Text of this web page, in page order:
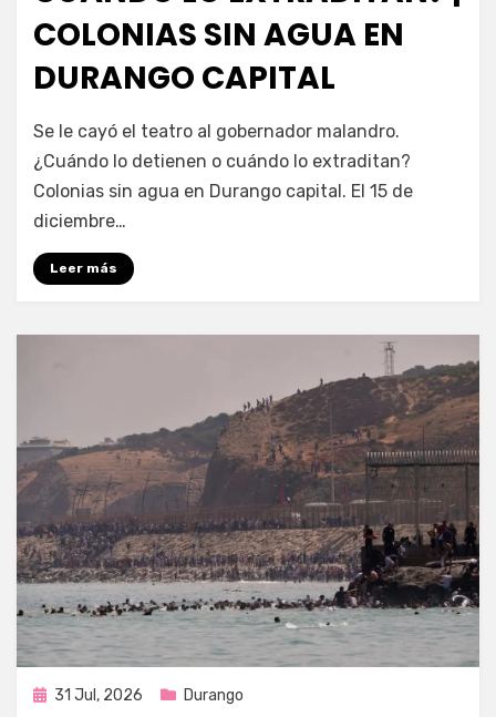
COLONIAS SIN AGUA EN
DURANGO CAPITAL
por Fernando Miranda Servín
Se le cayó el teatro al gobernador malandro.
¿Cuándo lo detienen o cuándo lo extraditan?
Colonias sin agua en Durango capital. El 15 de
diciembre…
Leer más
Publicada
31 Jul, 2026 Durango